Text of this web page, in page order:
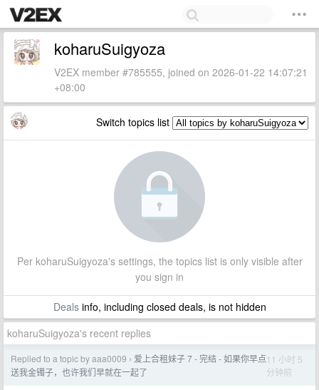
koharuSuigyoza
V2EX member #785555, joined on 2026-01-22 14:07:21
+08:00
Switch topics list
Per koharuSuigyoza's settings, the topics list is only visible after
you sign in
Dealsinfo, including closed deals, is not hidden
koharuSuigyoza's recent replies
Replied to a topic by aaa0009 › 爱上合租妹子 7 - 完结 - 如果你早点
送我金镯子，也许我们早就在一起了
11 小时 5
分钟前